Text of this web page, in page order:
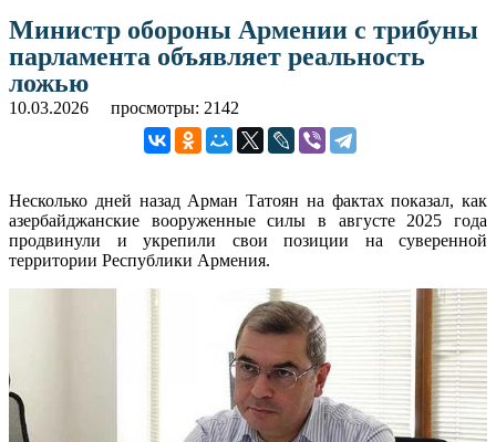
Министр обороны Армении с трибуны
парламента объявляет реальность
ложью
10.03.2026 просмотры: 2142
Несколько дней назад Арман Татоян на фактах показал, как
азербайджанские вооруженные силы в августе 2025 года
продвинули и укрепили свои позиции на суверенной
территории Республики Армения.